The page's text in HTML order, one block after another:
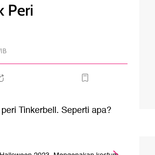
Peri
Tinkerbell. Seperti apa?